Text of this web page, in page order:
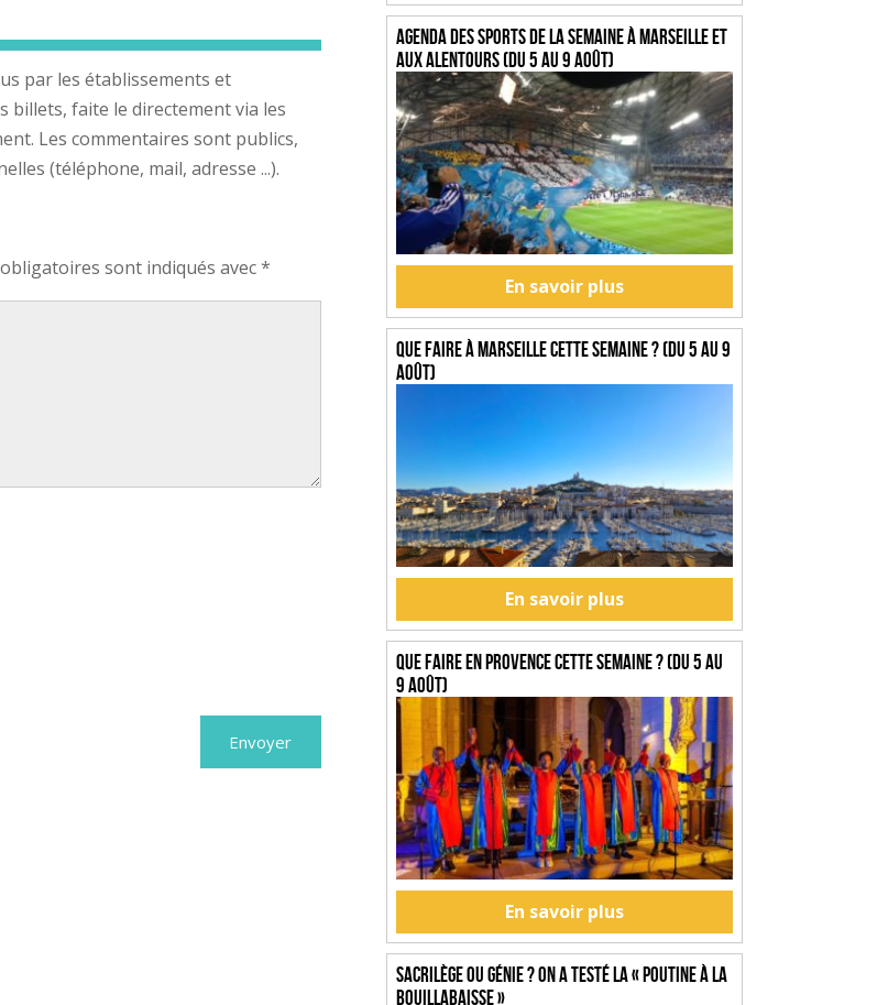
par les établissements et
billets, faite le directement via les
Les commentaires sont publics,
(téléphone, mail, adresse ...).
sont indiqués avec*
Agenda des sports de la semaine à Marseille et
aux alentours (du 5 au 9 août)
En savoir plus
Que faire à Marseille cette semaine ? (du 5 au 9
août)
En savoir plus
Que faire en Provence cette semaine ? (du 5 au
9 août)
En savoir plus
SACRILÈGE OU GÉNIE ? On a testé la « Poutine à la
Bouillabaisse »